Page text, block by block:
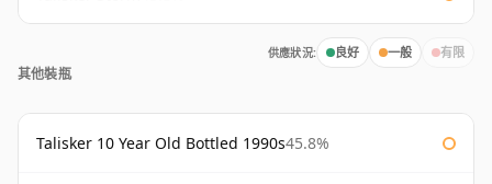
供應狀況: 良好 一般 有限
其他裝瓶
Talisker 10 Year Old Bottled 1990s45.8%